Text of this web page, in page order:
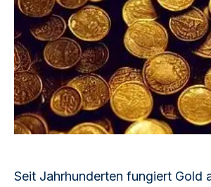
Seit Jahrhunderten fungiert Gold